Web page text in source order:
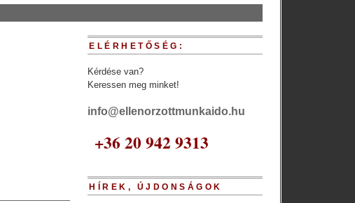
ELÉRHETŐSÉG:
Kérdése van?
Keressen meg minket!
info@ellenorzottmunkaido.hu
+36 20 942 9313
HÍREK, ÚJDONSÁGOK